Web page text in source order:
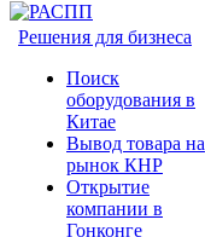
Решения для бизнеса
Поиск
оборудования в
Китае
Вывод товара на
рынок КНР
Открытие
компании в
Гонконге